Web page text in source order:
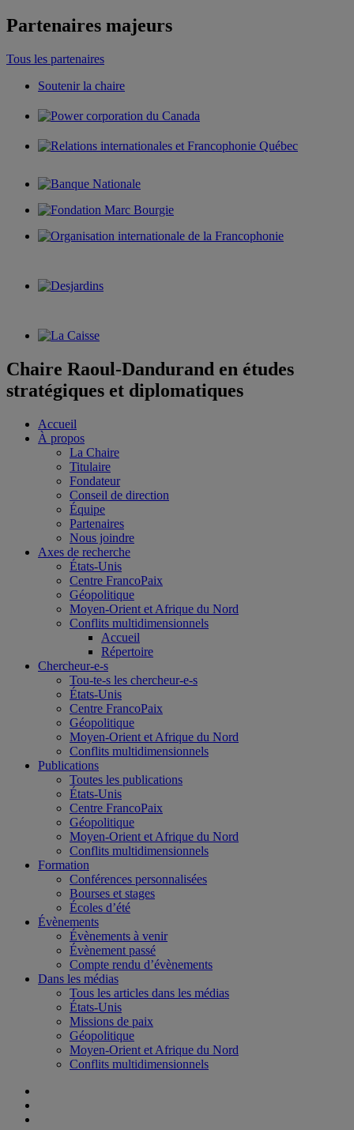
Partenaires majeurs
Tous les partenaires
Soutenir la chaire
Chaire Raoul-Dandurand en études
stratégiques et diplomatiques
Accueil
À propos
La Chaire
Titulaire
Fondateur
Conseil de direction
Équipe
Partenaires
Nous joindre
Axes de recherche
États-Unis
Centre FrancoPaix
Géopolitique
Moyen-Orient et Afrique du Nord
Conflits multidimensionnels
Accueil
Répertoire
Chercheur-e-s
Tou-te-s les chercheur-e-s
États-Unis
Centre FrancoPaix
Géopolitique
Moyen-Orient et Afrique du Nord
Conflits multidimensionnels
Publications
Toutes les publications
États-Unis
Centre FrancoPaix
Géopolitique
Moyen-Orient et Afrique du Nord
Conflits multidimensionnels
Formation
Conférences personnalisées
Bourses et stages
Écoles d’été
Évènements
Évènements à venir
Évènement passé
Compte rendu d’évènements
Dans les médias
Tous les articles dans les médias
États-Unis
Missions de paix
Géopolitique
Moyen-Orient et Afrique du Nord
Conflits multidimensionnels